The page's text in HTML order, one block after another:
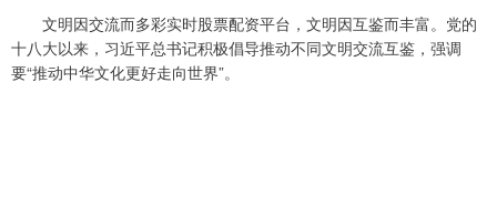
文明因交流而多彩实时股票配资平台，文明因互鉴而丰富。党的
十八大以来，习近平总书记积极倡导推动不同文明交流互鉴，强调
要“推动中华文化更好走向世界”。